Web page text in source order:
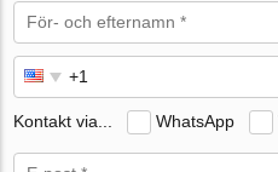
Kontakt via... WhatsApp